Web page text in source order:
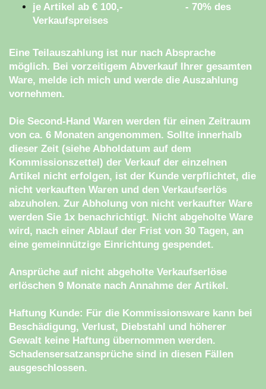
je Artikel ab € 100,- - 70% des
Verkaufspreises
Eine Teilauszahlung ist nur nach Absprache
möglich. Bei vorzeitigem Abverkauf Ihrer gesamten
Ware, melde ich mich und werde die Auszahlung
vornehmen.
Die Second-Hand Waren werden für einen Zeitraum
von ca. 6 Monaten angenommen. Sollte innerhalb
dieser Zeit (siehe Abholdatum auf dem
Kommissionszettel) der Verkauf der einzelnen
Artikel nicht erfolgen, ist der Kunde verpflichtet, die
nicht verkauften Waren und den Verkaufserlös
abzuholen. Zur Abholung von nicht verkaufter Ware
werden Sie 1x benachrichtigt. Nicht abgeholte Ware
wird, nach einer Ablauf der Frist von 30 Tagen, an
eine gemeinnützige Einrichtung gespendet.
Ansprüche auf nicht abgeholte Verkaufserlöse
erlöschen 9 Monate nach Annahme der Artikel.
Haftung Kunde: Für die Kommissionsware kann bei
Beschädigung, Verlust, Diebstahl und höherer
Gewalt keine Haftung übernommen werden.
Schadensersatzansprüche sind in diesen Fällen
ausgeschlossen.